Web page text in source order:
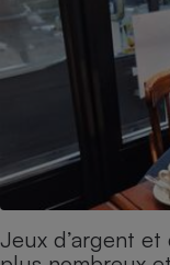
Jeux d’argent